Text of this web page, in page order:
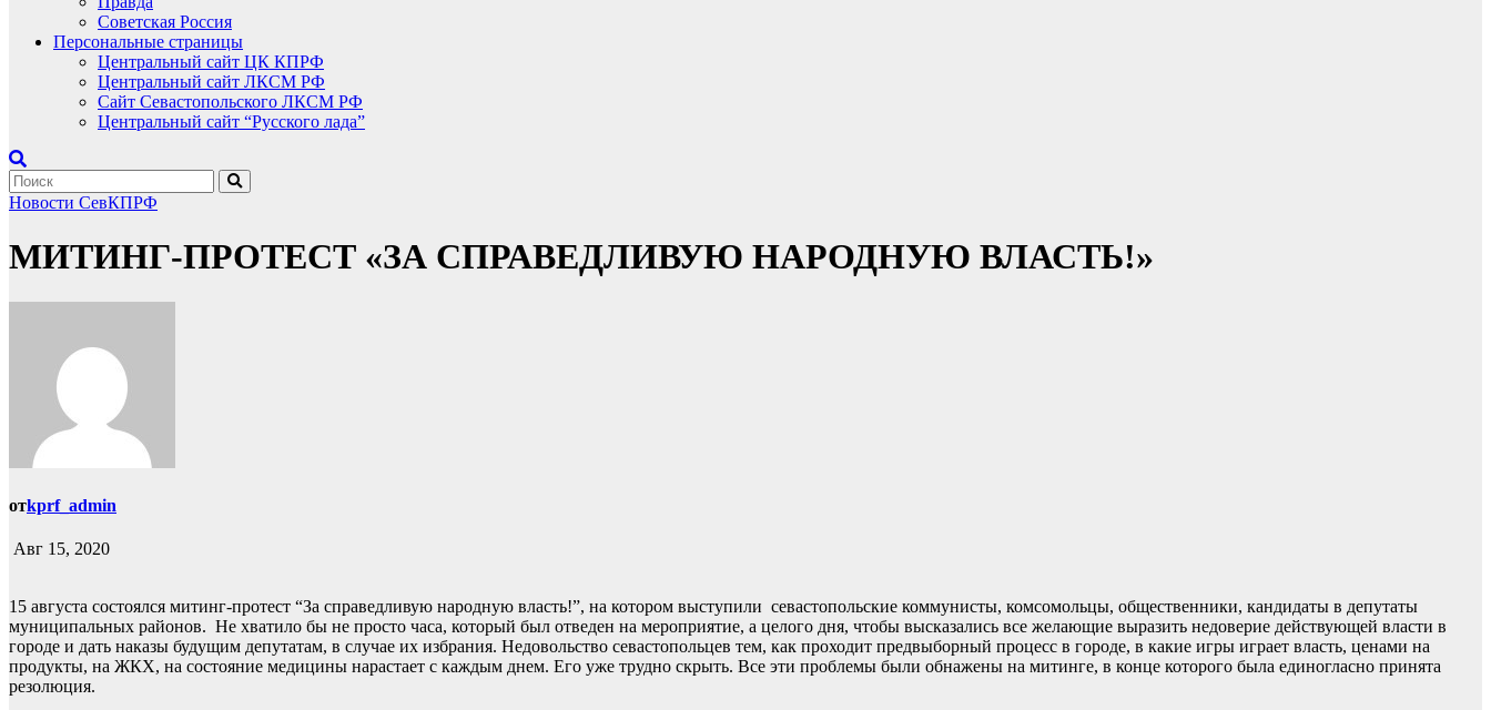
Советская Россия
Персональные страницы
Центральный сайт ЦК КПРФ
Центральный сайт ЛКСМ РФ
Сайт Севастопольского ЛКСМ РФ
Центральный сайт “Русского лада”
Новости СевКПРФ
МИТИНГ-ПРОТЕСТ «ЗА СПРАВЕДЛИВУЮ НАРОДНУЮ ВЛАСТЬ!»
отkprf_admin
Авг 15, 2020
15 августа состоялся митинг-протест “За справедливую народную власть!”, на котором выступили севастопольские коммунисты, комсомольцы, общественники, кандидаты в депутаты
муниципальных районов. Не хватило бы не просто часа, который был отведен на мероприятие, а целого дня, чтобы высказались все желающие выразить недоверие действующей власти в
городе и дать наказы будущим депутатам, в случае их избрания. Недовольство севастопольцев тем, как проходит предвыборный процесс в городе, в какие игры играет власть, ценами на
продукты, на ЖКХ, на состояние медицины нарастает с каждым днем. Его уже трудно скрыть. Все эти проблемы были обнажены на митинге, в конце которого была единогласно принята
резолюция.